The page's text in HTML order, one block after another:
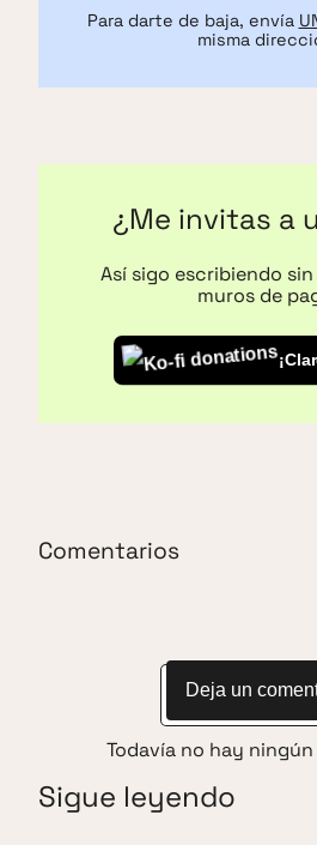
Para darte de baja, envía
misma
¿Me invitas a
Así sigo escribiendo
muros de
Comentarios
Deja un
Todavía no hay
Sigue leyendo